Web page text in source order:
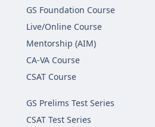
GS Foundation Course
Live/Online Course
Mentorship (AIM)
CA-VA Course
CSAT Course
GS Prelims Test Series
CSAT Test Series